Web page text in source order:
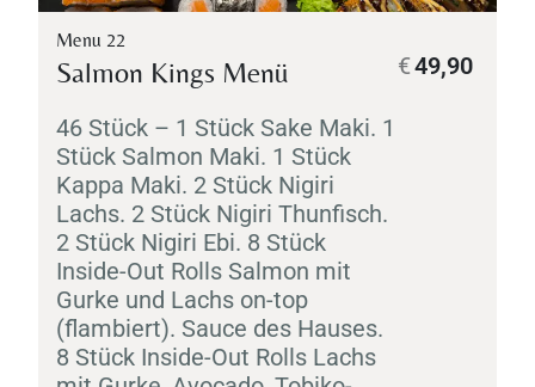
Menu 22
Salmon Kings Menü
46 Stück – 1 Stück Sake Maki. 1
Stück Salmon Maki. 1 Stück
Kappa Maki. 2 Stück Nigiri
Lachs. 2 Stück Nigiri Thunfisch.
2 Stück Nigiri Ebi. 8 Stück
Inside-Out Rolls Salmon mit
Gurke und Lachs on-top
(flambiert). Sauce des Hauses.
8 Stück Inside-Out Rolls Lachs
49,90
€